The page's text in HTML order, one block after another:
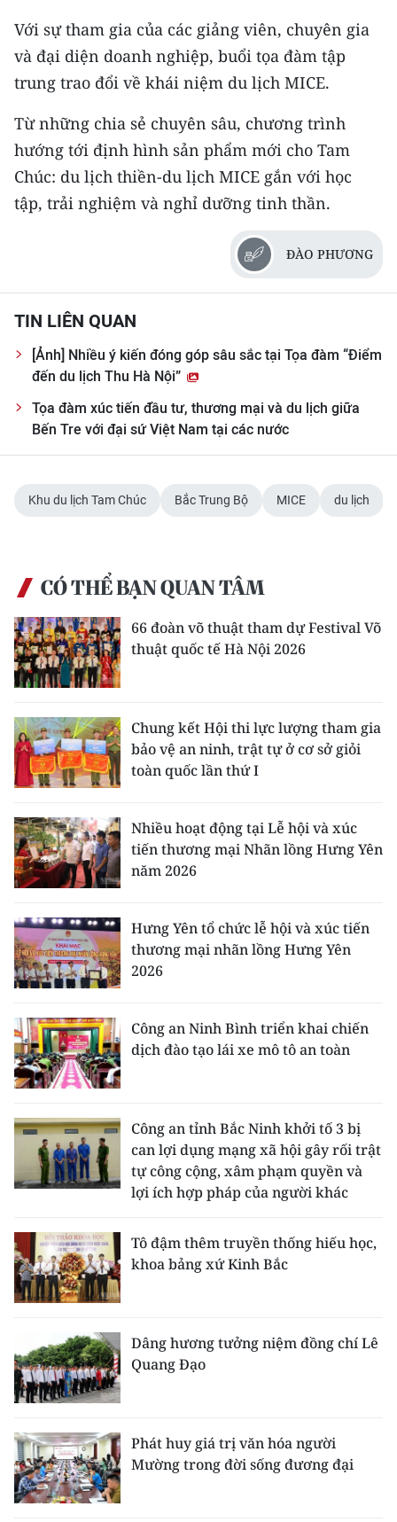
Với sự tham gia của các giảng viên, chuyên gia
và đại diện doanh nghiệp, buổi tọa đàm tập
trung trao đổi về khái niệm du lịch MICE.
Từ những chia sẻ chuyên sâu, chương trình
hướng tới định hình sản phẩm mới cho Tam
Chúc: du lịch thiền-du lịch MICE gắn với học
tập, trải nghiệm và nghỉ dưỡng tinh thần.
ĐÀO PHƯƠNG
TIN LIÊN QUAN
[Ảnh] Nhiều ý kiến đóng góp sâu sắc tại Tọa đàm “Điểm
đến du lịch Thu Hà Nội”
Tọa đàm xúc tiến đầu tư, thương mại và du lịch giữa
Bến Tre với đại sứ Việt Nam tại các nước
Khu du lịch Tam Chúc Bắc Trung Bộ MICE du lịch
CÓ THỂ BẠN QUAN TÂM
66 đoàn võ thuật tham dự Festival Võ
thuật quốc tế Hà Nội 2026
Chung kết Hội thi lực lượng tham gia
bảo vệ an ninh, trật tự ở cơ sở giỏi
toàn quốc lần thứ I
Nhiều hoạt động tại Lễ hội và xúc
tiến thương mại Nhãn lồng Hưng Yên
năm 2026
Hưng Yên tổ chức lễ hội và xúc tiến
thương mại nhãn lồng Hưng Yên
2026
Công an Ninh Bình triển khai chiến
dịch đào tạo lái xe mô tô an toàn
Công an tỉnh Bắc Ninh khởi tố 3 bị
can lợi dụng mạng xã hội gây rối trật
tự công cộng, xâm phạm quyền và
lợi ích hợp pháp của người khác
Tô đậm thêm truyền thống hiếu học,
khoa bảng xứ Kinh Bắc
Dâng hương tưởng niệm đồng chí Lê
Quang Đạo
Phát huy giá trị văn hóa người
Mường trong đời sống đương đại